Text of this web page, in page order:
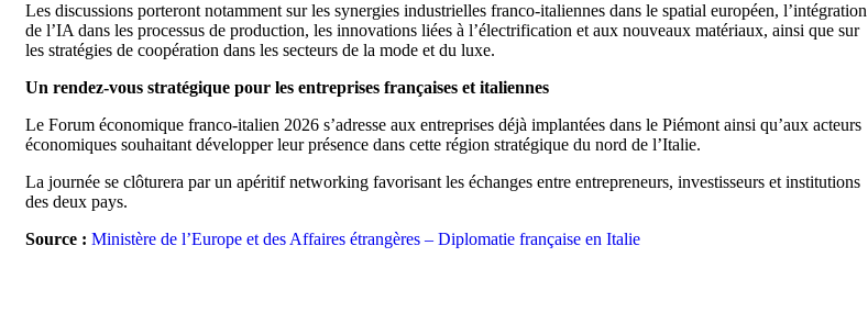
Les discussions porteront notamment sur les synergies industrielles franco-italiennes dans le spatial européen, l’intégration
de l’IA dans les processus de production, les innovations liées à l’électrification et aux nouveaux matériaux, ainsi que sur
les stratégies de coopération dans les secteurs de la mode et du luxe.
Un rendez-vous stratégique pour les entreprises françaises et italiennes
Le Forum économique franco-italien 2026 s’adresse aux entreprises déjà implantées dans le Piémont ainsi qu’aux acteurs
économiques souhaitant développer leur présence dans cette région stratégique du nord de l’Italie.
La journée se clôturera par un apéritif networking favorisant les échanges entre entrepreneurs, investisseurs et institutions
des deux pays.
Source : Ministère de l’Europe et des Affaires étrangères – Diplomatie française en Italie